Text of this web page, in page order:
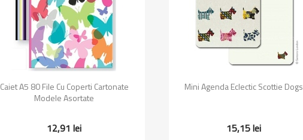
Vizualizare rapida
Caiet A5 80 File Cu Coperti Cartonate
Modele Asortate
12,91 lei
Vizualizare rapida
Mini Agenda Eclectic Scottie Dogs
15,15 lei